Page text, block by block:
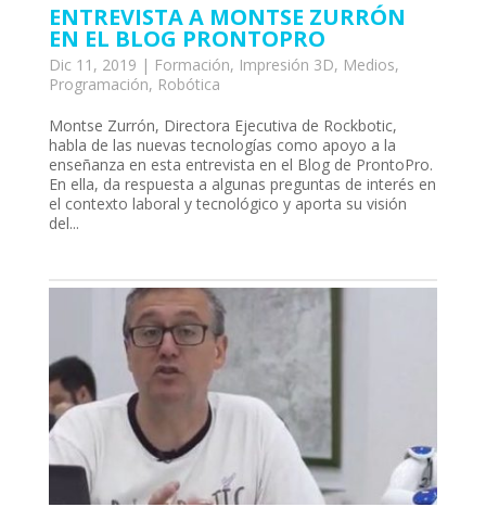
ENTREVISTA A MONTSE ZURRÓN
EN EL BLOG PRONTOPRO
Dic 11, 2019 | Formación, Impresión 3D, Medios,
Programación, Robótica
Montse Zurrón, Directora Ejecutiva de Rockbotic,
habla de las nuevas tecnologías como apoyo a la
enseñanza en esta entrevista en el Blog de ProntoPro.
En ella, da respuesta a algunas preguntas de interés en
el contexto laboral y tecnológico y aporta su visión
del...